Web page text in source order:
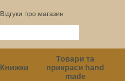
Відгуки про магазин
Книжки
Товари та
прикраси hand
made